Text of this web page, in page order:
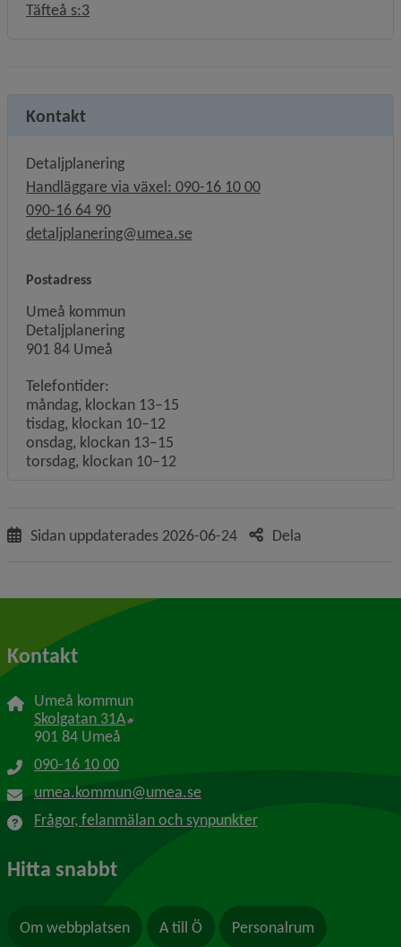
Täfteå s:3
Kontakt
Detaljplanering
Handläggare via växel: 090-16 10 00
090-16 64 90
detaljplanering@umea.se
Postadress
Umeå kommun
Detaljplanering
901 84 Umeå
Telefontider:
måndag, klockan 13–15
tisdag, klockan 10–12
onsdag, klockan 13–15
torsdag, klockan 10–12
Sidan uppdaterades 2026-06-24 Dela
Kontakt
Umeå kommun
Skolgatan 31A Länk till annan webbplats, öppnas i nytt
901 84 Umeå
090-16 10 00
umea.kommun@umea.se
Frågor, felanmälan och synpunkter
Hitta snabbt
Om webbplatsen A till Ö Personalrum